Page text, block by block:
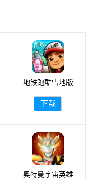
地铁跑酷雪地版
下载
奥特曼宇宙英雄